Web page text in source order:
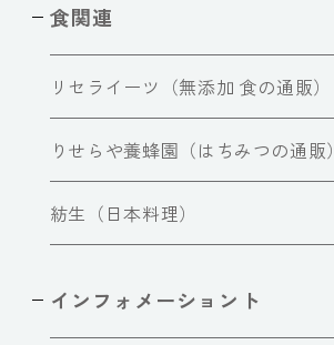
食関連
リセライーツ（無添加 食の通販）
りせらや養蜂園（はちみつの通販）
紡生（日本料理）
インフォメーショント